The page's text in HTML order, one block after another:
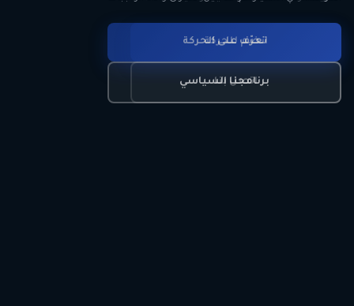
تعرّف على الحركة
برنامجنا السياسي
انضم للحركة
اتصل بنا